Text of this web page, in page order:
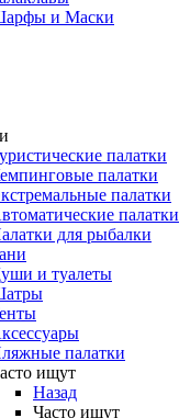
и Маски
палатки
палатки
палатки
палатки
для рыбалки
и туалеты
палатки
ищут
Назад
Часто ищут